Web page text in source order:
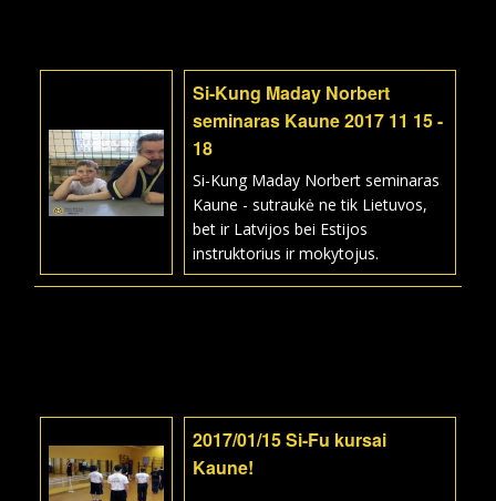
Si-Kung Maday Norbert
seminaras Kaune 2017 11 15 -
18
Si-Kung Maday Norbert seminaras
Kaune - sutraukė ne tik Lietuvos,
bet ir Latvijos bei Estijos
instruktorius ir mokytojus.
2017/01/15 Si-Fu kursai
Kaune!